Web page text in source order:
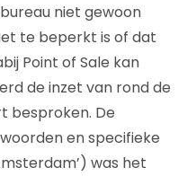
niet gewoon
te beperkt is of dat
Point of Sale kan
de inzet van rond de
besproken. De
en specifieke
was het